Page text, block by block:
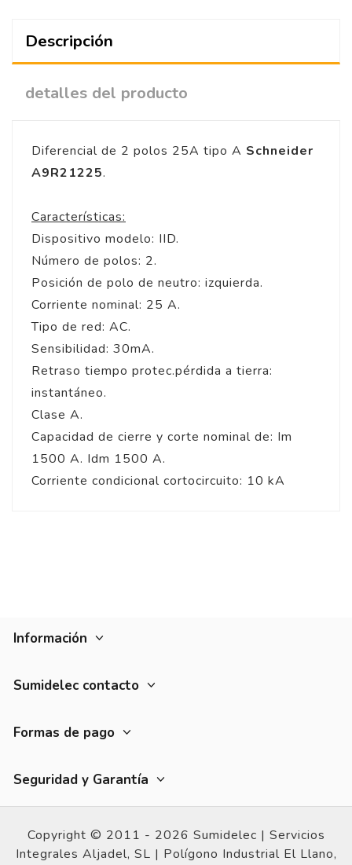
Descripción
detalles del producto
Diferencial de 2 polos 25A tipo A Schneider
A9R21225.
Características:
Dispositivo modelo: IID.
Número de polos: 2.
Posición de polo de neutro: izquierda.
Corriente nominal: 25 A.
Tipo de red: AC.
Sensibilidad: 30mA.
Retraso tiempo protec.pérdida a tierra:
instantáneo.
Clase A.
Capacidad de cierre y corte nominal de: Im
1500 A. Idm 1500 A.
Corriente condicional cortocircuito: 10 kA
Información
Sumidelec contacto
Formas de pago
Seguridad y Garantía
Copyright © 2011 - 2026 Sumidelec | Servicios
Integrales Aljadel, SL | Polígono Industrial El Llano,